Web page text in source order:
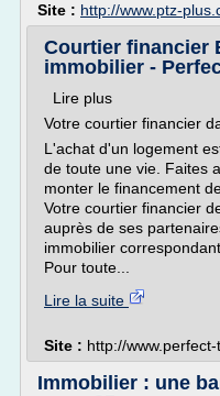
Site : http://www.ptz-
Courtier financier
immobilier -
Lire plus
Votre courtier financier
L'achat d'un logement
de toute une vie. Faites
monter le financement
Votre courtier financier
auprès de ses
immobilier
Pour toute...
Lire la suite
Site : http://
Immobilier : une